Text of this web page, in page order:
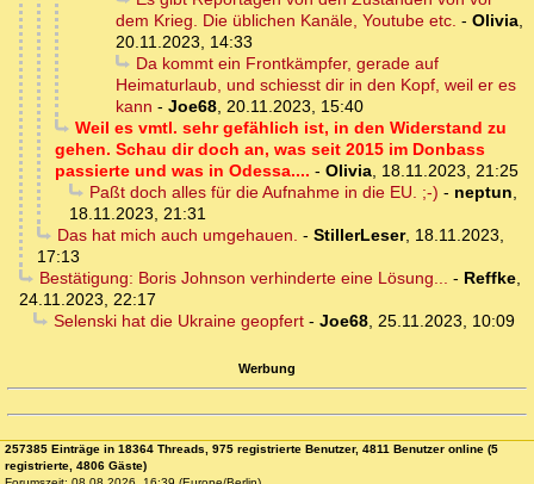
dem Krieg. Die üblichen Kanäle, Youtube etc. - Olivia,
20.11.2023, 14:33
Da kommt ein Frontkämpfer, gerade auf
Heimaturlaub, und schiesst dir in den Kopf, weil er es
kann - Joe68, 20.11.2023, 15:40
Weil es vmtl. sehr gefählich ist, in den Widerstand zu
gehen. Schau dir doch an, was seit 2015 im Donbass
passierte und was in Odessa.... - Olivia, 18.11.2023, 21:25
Paßt doch alles für die Aufnahme in die EU. ;-) - neptun,
18.11.2023, 21:31
Das hat mich auch umgehauen. - StillerLeser, 18.11.2023,
17:13
Bestätigung: Boris Johnson verhinderte eine Lösung... - Reffke,
24.11.2023, 22:17
Selenski hat die Ukraine geopfert- Joe68, 25.11.2023, 10:09
Werbung
257385 Einträge in 18364 Threads, 975 registrierte Benutzer, 4811 Benutzer online (5
registrierte, 4806 Gäste)